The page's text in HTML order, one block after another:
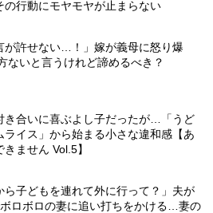
の行動にモヤモヤが止まらない
が許せない…！」嫁が義母に怒り爆
ないと言うけれど諦めるべき？
き合いに喜ぶよし子だったが…「うど
ライス」から始まる小さな違和感【あ
ません Vol.5】
ら子どもを連れて外に行って？」夫が
ロボロの妻に追い打ちをかける…妻の